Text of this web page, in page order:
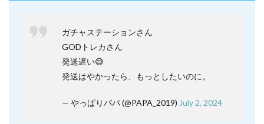
ガチャステーションさん
GODトレカさん
発送遅い😅
発送はやかったら、もっとしたいのに。
— やっぱりパパ (@PAPA_2019) July 2, 2024